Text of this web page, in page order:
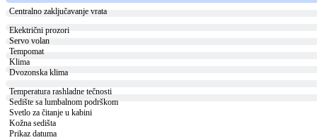
Centralno zaključavanje vrata
Ekektrični prozori
Servo volan
Tempomat
Klima
Dvozonska klima
Temperatura rashladne tečnosti
Sedište sa lumbalnom podrškom
Svetlo za čitanje u kabini
Kožna sedišta
Prikaz datuma